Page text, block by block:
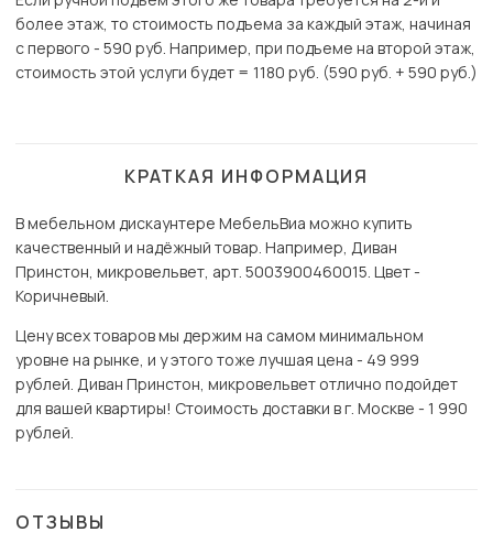
более этаж, то стоимость подъема за каждый этаж, начиная
с первого - 590 руб. Например, при подъеме на второй этаж,
стоимость этой услуги будет = 1180 руб. (590 руб. + 590 руб.)
КРАТКАЯ ИНФОРМАЦИЯ
В мебельном дискаунтере МебельВиа можно купить
качественный и надёжный товар. Например, Диван
Принстон, микровельвет, арт. 5003900460015. Цвет -
Коричневый.
Цену всех товаров мы держим на самом минимальном
уровне на рынке, и у этого тоже лучшая цена - 49 999
рублей. Диван Принстон, микровельвет отлично подойдет
для вашей квартиры! Стоимость доставки в г. Москве - 1 990
рублей.
ОТЗЫВЫ